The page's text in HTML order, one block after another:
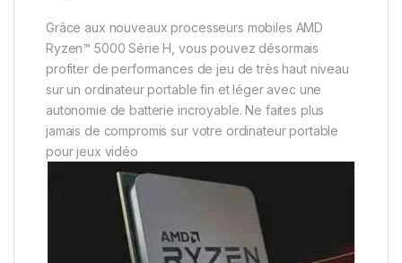
Grâce aux nouveaux processeurs mobiles AMD
Ryzen™ 5000 Série H, vous pouvez désormais
profiter de performances de jeu de très haut niveau
sur un ordinateur portable fin et léger avec une
autonomie de batterie incroyable. Ne faites plus
jamais de compromis sur votre ordinateur portable
pour jeux vidéo